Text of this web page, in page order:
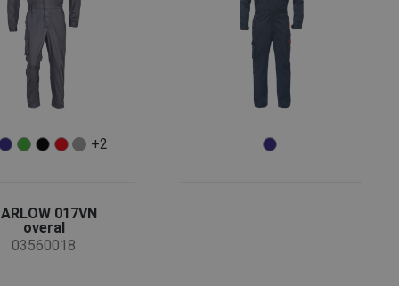
+2
017VN
overal
03560018